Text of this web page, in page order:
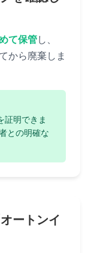
て保管し、
から廃棄しま
証明できま
との明確な
ートンイ